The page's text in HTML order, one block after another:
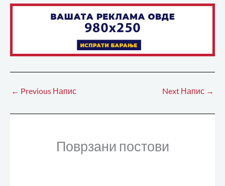
← Previous Напис Next Напис →
Поврзани постови